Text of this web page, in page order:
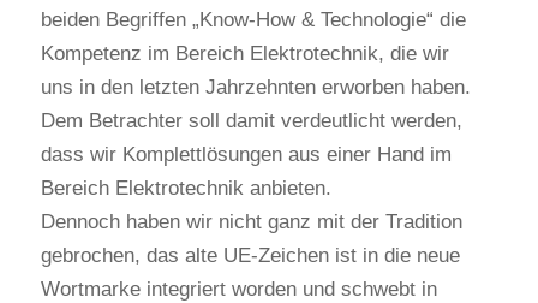
beiden Begriffen „Know-How & Technologie“ die
Kompetenz im Bereich Elektrotechnik, die wir
uns in den letzten Jahrzehnten erworben haben.
Dem Betrachter soll damit verdeutlicht werden,
dass wir Komplettlösungen aus einer Hand im
Bereich Elektrotechnik anbieten.
Dennoch haben wir nicht ganz mit der Tradition
gebrochen, das alte UE-Zeichen ist in die neue
Wortmarke integriert worden und schwebt in